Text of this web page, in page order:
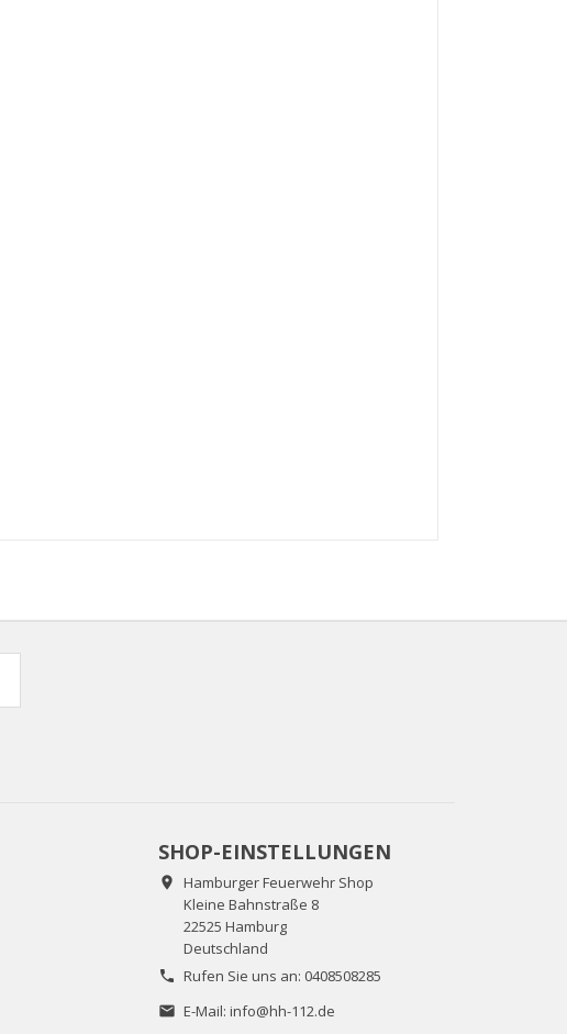
SHOP-EINSTELLUNGEN

Hamburger Feuerwehr Shop
Kleine Bahnstraße 8
22525 Hamburg
Deutschland
 Rufen Sie uns an: 0408508285
 E-Mail: info@hh-112.de